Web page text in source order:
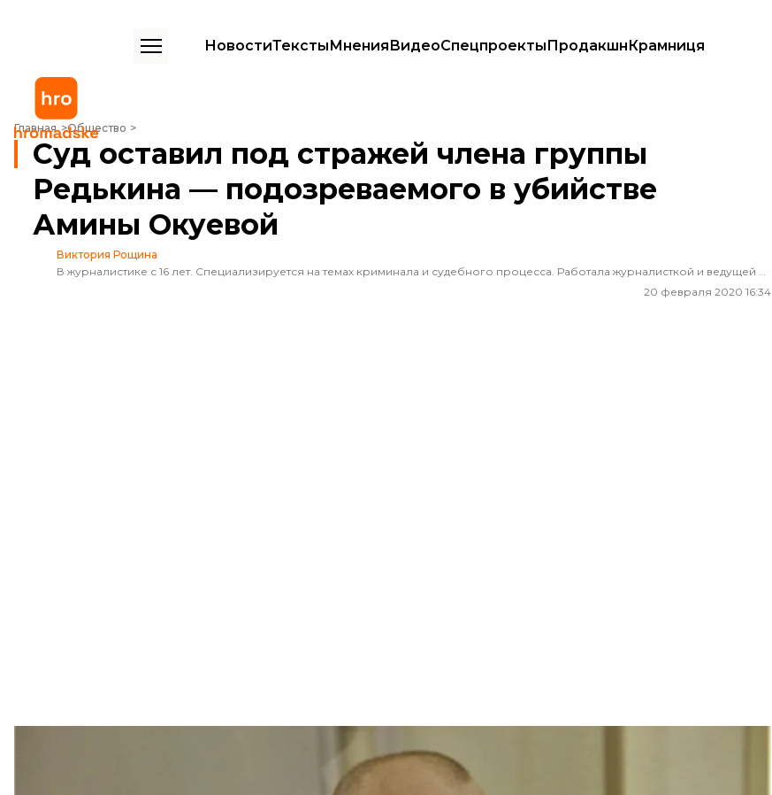
НовостиТекстыМненияВидеоСпецпроектыПродакшнКрамниця
Главная Общество
Суд оставил под стражей члена группы Редькина — подозреваемого в убийстве Амины Окуевой
Суд оставил под стражей члена группы
Редькина — подозреваемого в убийстве
Амины Окуевой
Виктория Рощина
В журналистике с 16 лет. Специализируется на темах криминала и судебного процесса. Работала журналисткой и ведущей на «Украинском радио», «UA:Першому», писала для «Крым.Реалии», сотрудничала с «ЕвромайданSOS».
20 февраля 2020 16:34
Виктория Рощина/hromadske
Апелляционный суд Киева оставил под стражей Андрея Кравченко — член группы Игоря